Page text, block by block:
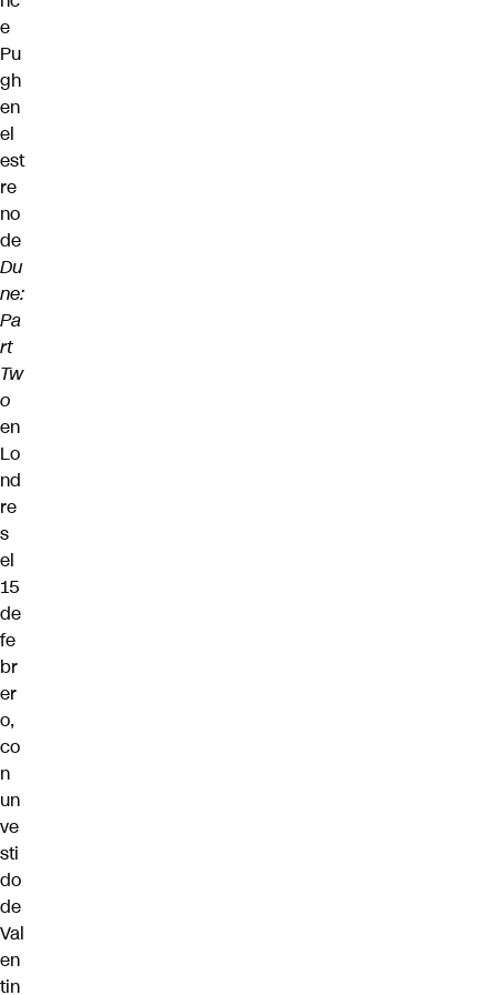
e
Pu
gh
en
el
est
re
no
de
Du
ne:
Pa
rt
Tw
o
en
Lo
nd
re
s
el
15
de
fe
br
er
o,
co
n
un
ve
sti
do
de
Val
en
tin